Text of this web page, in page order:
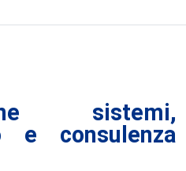
sistemi,
e consulenza